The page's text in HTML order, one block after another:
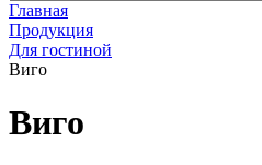
Главная
Продукция
Для гостиной
Виго
Виго